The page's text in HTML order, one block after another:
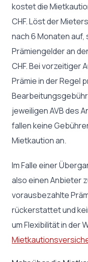
kostet die
CHF. Löst der
nach 6 Monaten
Prämiengelder an
CHF. Bei vorzeitiger
Prämie in der Regel
jeweiligen AVB des
fallen keine
Mietkaution an.
Im Falle einer
also einen Anbieter
vorausbezahlte
rückerstattet und
um Flexibilität in der